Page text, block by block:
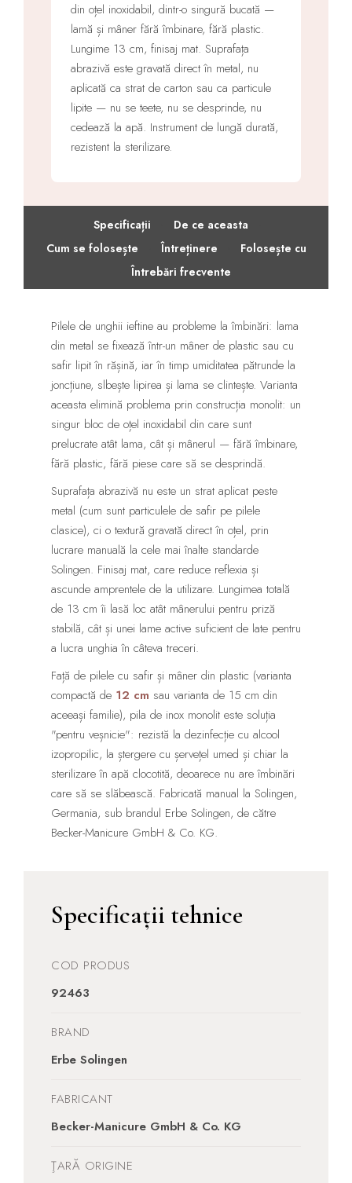
din oțel inoxidabil, dintr-o singură bucată —
lamă și mâner fără îmbinare, fără plastic.
Lungime 13 cm, finisaj mat. Suprafața
abrazivă este gravată direct în metal, nu
aplicată ca strat de carton sau ca particule
lipite — nu se teete, nu se desprinde, nu
cedează la apă. Instrument de lungă durată,
rezistent la sterilizare.
Specificații De ce aceasta
Cum se folosește Întreținere Folosește cu
Întrebări frecvente
Pilele de unghii ieftine au probleme la îmbinări: lama
din metal se fixează într-un mâner de plastic sau cu
safir lipit în rășină, iar în timp umiditatea pătrunde la
joncțiune, slbește lipirea și lama se clintește. Varianta
aceasta elimină problema prin construcția monolit: un
singur bloc de oțel inoxidabil din care sunt
prelucrate atât lama, cât și mânerul — fără îmbinare,
fără plastic, fără piese care să se desprindă.
Suprafața abrazivă nu este un strat aplicat peste
metal (cum sunt particulele de safir pe pilele
clasice), ci o textură gravată direct în oțel, prin
lucrare manuală la cele mai înalte standarde
Solingen. Finisaj mat, care reduce reflexia și
ascunde amprentele de la utilizare. Lungimea totală
de 13 cm îi lasă loc atât mânerului pentru priză
stabilă, cât și unei lame active suficient de late pentru
a lucra unghia în câteva treceri.
Față de pilele cu safir și mâner din plastic (varianta
compactă de 12 cm sau varianta de 15 cm din
aceeași familie), pila de inox monolit este soluția
"pentru veșnicie": rezistă la dezinfecție cu alcool
izopropilic, la ștergere cu șervețel umed și chiar la
sterilizare în apă clocotită, deoarece nu are îmbinări
care să se slăbească. Fabricată manual la Solingen,
Germania, sub brandul Erbe Solingen, de către
Becker-Manicure GmbH & Co. KG.
Specificații tehnice
COD PRODUS
92463
BRAND
Erbe Solingen
FABRICANT
Becker-Manicure GmbH & Co. KG
ŢARĂ ORIGINE